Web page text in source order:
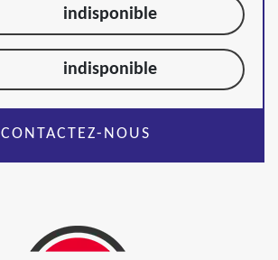
indisponible
indisponible
CONTACTEZ-NOUS